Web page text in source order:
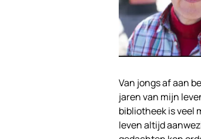
Van jongs af aan
jaren van mijn
bibliotheek is veel
leven altijd